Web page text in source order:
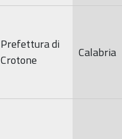
Prefettura di
Crotone
Calabria